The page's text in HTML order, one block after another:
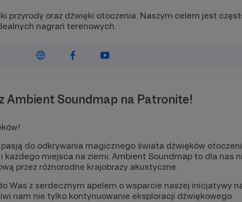
przyrody oraz dźwięki otoczenia. Naszym celem jest
nagrań terenowych.
Ambient Soundmap na Patronite!
do odkrywania magicznego świata dźwięków
miejsca na ziemi. Ambient Soundmap to dla nas
przez różnorodne krajobrazy akustyczne.
Was z serdecznym apelem o wsparcie naszej inicjatywy
nam nie tylko kontynuowanie eksploracji dźwiękowego